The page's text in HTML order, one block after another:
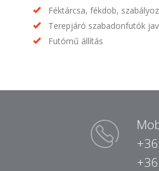
Féktárcsa, fékdob,
Terepjáró szabadonfutók
Futómű állítás